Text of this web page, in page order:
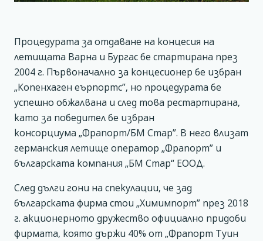
Процедурата за отдаване на концесия на
летищата Варна и Бургас бе стартирана през
2004 г. Първоначално за концесионер бе избран
„Копенхаген еърпортс”, но процедурата бе
успешно обжалвана и след това рестартирана,
като за победител бе избран
консорциума „Фрапорт/БМ Стар”. В него влизат
германския летище оператор „Фрапорт” и
българската компания „БМ Стар“ EООД.
След дълги гони на спекулации, че зад
българската фирма стои „Химимпорт” през 2018
г. акционерното дружество официално придоби
фирмата, която държи 40% от „Фрапорт Туин